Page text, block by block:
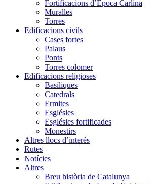
Fortificacions d’Època Carlina
Muralles
Torres
Edificacions civils
Cases fortes
Palaus
Ponts
Torres colomer
Edificacions religioses
Basíliques
Catedrals
Ermites
Esglésies
Esglésies fortificades
Monestirs
Altres llocs d’interés
Rutes
Notícies
Altres
Breu història de Catalunya